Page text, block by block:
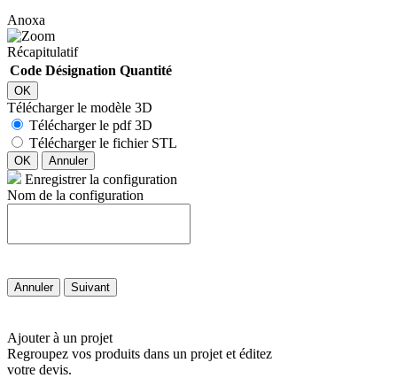
Anoxa
Récapitulatif
Code Désignation Quantité
OK
Télécharger le modèle 3D
Télécharger le pdf 3D
Télécharger le fichier STL
OK Annuler
Enregistrer la configuration
Nom de la configuration
Annuler Suivant
Ajouter à un projet
Regroupez vos produits dans un projet et éditez
votre devis.